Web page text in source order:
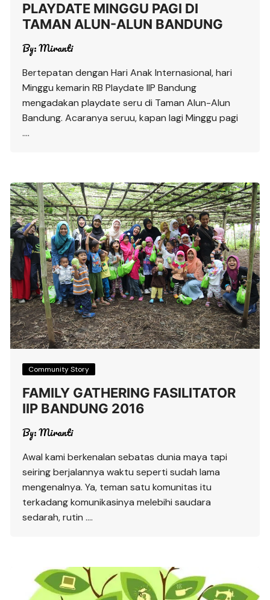
PLAYDATE MINGGU PAGI DI
TAMAN ALUN-ALUN BANDUNG
By:Miranti
Bertepatan dengan Hari Anak Internasional, hari
Minggu kemarin RB Playdate IIP Bandung
mengadakan playdate seru di Taman Alun-Alun
Bandung. Acaranya seruu, kapan lagi Minggu pagi
….
Community Story
FAMILY GATHERING FASILITATOR
IIP BANDUNG 2016
By:Miranti
Awal kami berkenalan sebatas dunia maya tapi
seiring berjalannya waktu seperti sudah lama
mengenalnya. Ya, teman satu komunitas itu
terkadang komunikasinya melebihi saudara
sedarah, rutin ….